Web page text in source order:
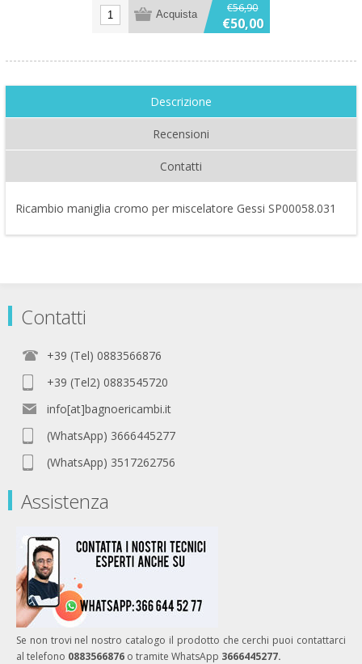
€56,90
€50,00
Descrizione
Recensioni
Contatti
Ricambio maniglia cromo per miscelatore Gessi SP00058.031
Contatti
+39 (Tel) 0883566876
+39 (Tel2) 0883545720
info[at]bagnoericambi.it
(WhatsApp) 3666445277
(WhatsApp) 3517262756
Assistenza
Se non trovi nel nostro catalogo il prodotto che cerchi puoi contattarci
al telefono 0883566876 o tramite WhatsApp 3666445277.